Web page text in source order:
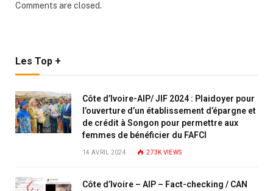
Comments are closed.
Les Top +
Côte d’Ivoire-AIP/ JIF 2024 : Plaidoyer pour
l’ouverture d’un établissement d’épargne et
de crédit à Songon pour permettre aux
femmes de bénéficier du FAFCI
14 AVRIL 2024 273K VIEWS
Côte d’Ivoire – AIP – Fact-checking / CAN